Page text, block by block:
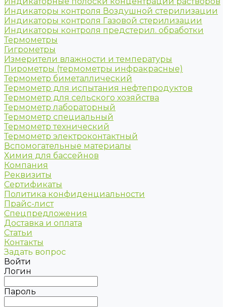
Индикаторы контроля Воздушной стерилизации
Индикаторы контроля Газовой стерилизации
Индикаторы контроля предстерил. обработки
Термометры
Гигрометры
Измерители влажности и температуры
Пирометры (термометры инфракрасные)
Термометр биметаллический
Термометр для испытания нефтепродуктов
Термометр для сельского хозяйства
Термометр лабораторный
Термометр специальный
Термометр технический
Термометр электроконтактный
Вспомогательные материалы
Химия для бассейнов
Компания
Реквизиты
Сертификаты
Политика конфиденциальности
Прайс-лист
Спецпредложения
Доставка и оплата
Статьи
Контакты
Задать вопрос
Войти
Логин
Пароль